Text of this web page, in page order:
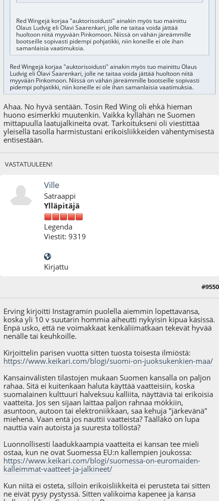
Red Wingejä korjaa "auktorisoidusti" ainakin myös tuo mainittu
Olaus Ludvig eli Olavi Saarenkari, jolle ne taitaa voida jättää
huoltoon niitä myyvään Pinkomoon. Niissä on vähän järeämmille
bootseille sopivasti pidempi pohjatikki, niin koneille ei ole ihan
samanlaisia vaatimuksia.
Red Wingejä korjaa "auktorisoidusti" ainakin myös tuo mainittu Olaus
Ludvig eli Olavi Saarenkari, jolle ne taitaa voida jättää huoltoon niitä
myyvään Pinkomoon. Niissä on vähän järeämmille bootseille sopivasti
pidempi pohjatikki, niin koneille ei ole ihan samanlaisia vaatimuksia.
Ahaa. No hyvä sentään. Tosin Red Wing oli ehkä hieman
huono esimerkki muutenkin. Vaikka kyllähän ne Suomen
mittapuulla laatujalkineita ovat. Tarkoitukseni oli viestittää
yleisellä tasolla harmistustani erikoisliikkeiden vähentymisestä
entisestään.
VASTATUULEEN!
Ville
Satraappi
Ylläpitäjä
Legenda
Viestit: 9319
Kirjattu
#9550
Erving kirjoitti Instagramin puolella aiemmin lopettavansa,
koska yli 10 v suutarin hommia aiheutti nykyisin kipua käsissä.
Enpä usko, että ne voimakkaat kenkäliimatkaan tekevät hyvää
nenälle tai keuhkoille.
Kirjoittelin parisen vuotta sitten tuosta toisesta ilmiöstä:
https://www.keikari.com/blogi/suomi-on-juoksukenkien-maa/
Kansainvälisten tilastojen mukaan Suomen kansalla on paljon
rahaa. Sitä ei kuitenkaan haluta käyttää vaatteisiin, koska
suomalainen kulttuuri halveksuu kalliita, näyttäviä tai erikoisia
vaatteita. Jos sen sijaan laittaa paljon rahnaa mökkiin,
asuntoon, autoon tai elektroniikkaan, saa kehuja "järkevänä"
miehenä. Vaan entä jos nauttii vaatteista? Täälläkö on lupa
nauttia vain autoista ja suuresta töllöstä?
Luonnollisesti laadukkaampia vaatteita ei kansan tee mieli
ostaa, kun ne ovat Suomessa EU:n kallempien joukossa:
https://www.keikari.com/blogi/suomessa-on-euromaiden-
kalleimmat-vaatteet-ja-jalkineet/
Kun niitä ei osteta, silloin erikoisliikkeitä ei perusteta tai sitten
ne eivät pysy pystyssä. Sitten valikoima kapenee ja kansa